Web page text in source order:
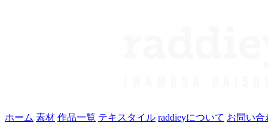
ホーム 素材 作品一覧 テキスタイル raddieyについて お問い合